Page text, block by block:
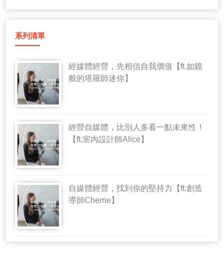
系列清單
經媒體經營，先相信自我價值【ft.如鏡
般的塔羅師迷你】
經營自媒體，比別人多看一點未來性！
【ft.室內設計師Alice】
自媒體經營，找到你的堅持力【ft.創造
導師Cherrie】